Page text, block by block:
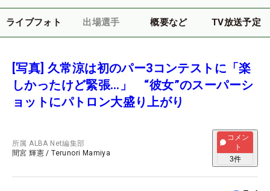
ライブフォト 出場選手 概要など TV放送予定
[写真] 久常涼は初のパー3コンテストに「楽
しかったけど緊張…」 “彼女”のスーパーシ
ョットにパトロン大盛り上がり
所属ALBA Net編集部
間宮 輝憲 /Terunori Mamiya
コメン
ト
3件